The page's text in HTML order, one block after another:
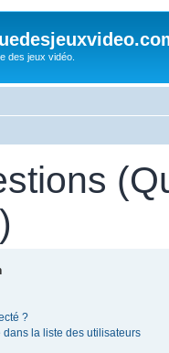
des jeux vidéo.
?
dans la liste des utilisateurs